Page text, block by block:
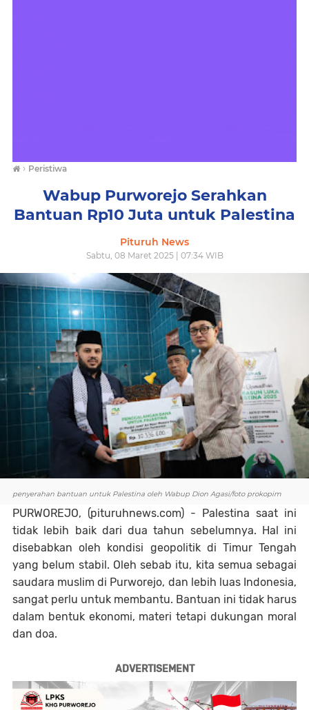
› Peristiwa
Wabup Purworejo Serahkan
Bantuan Rp10 Juta untuk Palestina
Pituruh News
Sabtu, 08 Maret 2025 | 07:34 WIB
penyerahan bantuan untuk Palestina oleh Wabup Dion Agasi/foto prokopim
PURWOREJO, (pituruhnews.com) - Palestina saat ini
tidak lebih baik dari dua tahun sebelumnya. Hal ini
disebabkan oleh kondisi geopolitik di Timur Tengah
yang belum stabil. Oleh sebab itu, kita semua sebagai
saudara muslim di Purworejo, dan lebih luas Indonesia,
sangat perlu untuk membantu. Bantuan ini tidak harus
dalam bentuk ekonomi, materi tetapi dukungan moral
dan doa.
ADVERTISEMENT